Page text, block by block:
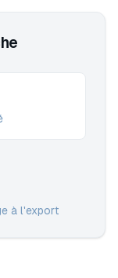
à l'export